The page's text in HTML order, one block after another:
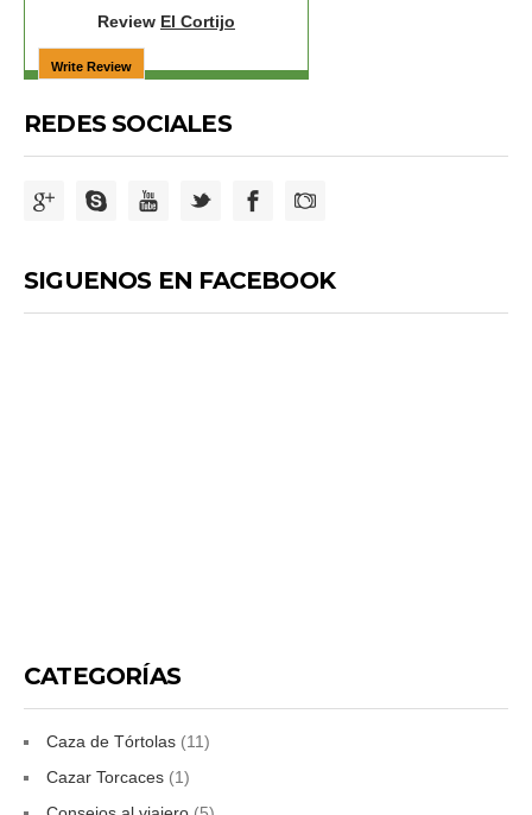
Review El Cortijo
REDES SOCIALES
SIGUENOS EN FACEBOOK
CATEGORÍAS
Caza de Tórtolas (11)
Cazar Torcaces (1)